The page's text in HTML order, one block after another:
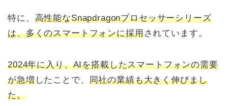
特に、 高性能なSnapdragonプロセッサーシリーズ
は、多くのスマートフォンに採用されています。
2024年に入り、AIを搭載したスマートフォンの需要
が急増したことで、 同社の業績も大きく伸びまし
た。